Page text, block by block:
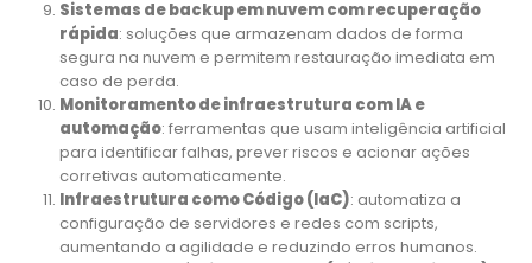
Sistemas de backup em nuvem com recuperação
rápida: soluções que armazenam dados de forma
segura na nuvem e permitem restauração imediata em
caso de perda.
Monitoramento de infraestrutura com IA e
automação: ferramentas que usam inteligência artificial
para identificar falhas, prever riscos e acionar ações
corretivas automaticamente.
Infraestrutura como Código (IaC): automatiza a
configuração de servidores e redes com scripts,
aumentando a agilidade e reduzindo erros humanos.